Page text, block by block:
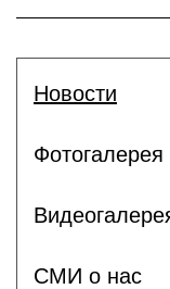
Новости
Фотогалерея
СМИ о нас